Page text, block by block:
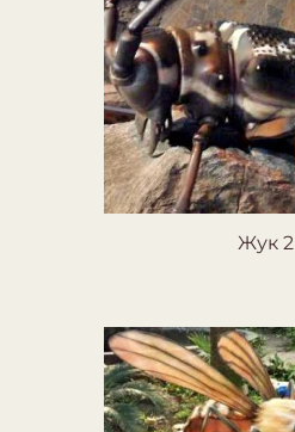
Жук 2